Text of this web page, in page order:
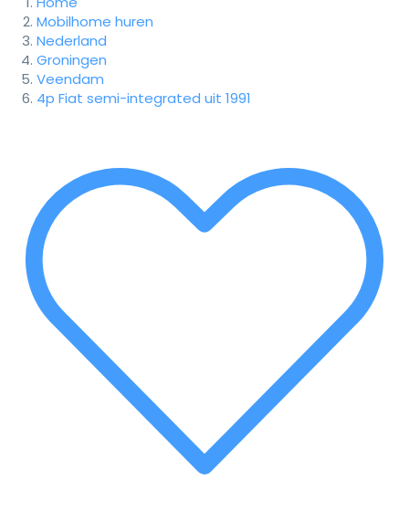
Mobilhome huren
Nederland
Groningen
Veendam
4p Fiat semi-integrated uit 1991